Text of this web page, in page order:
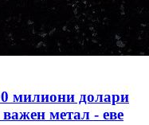
долари
метал - еве